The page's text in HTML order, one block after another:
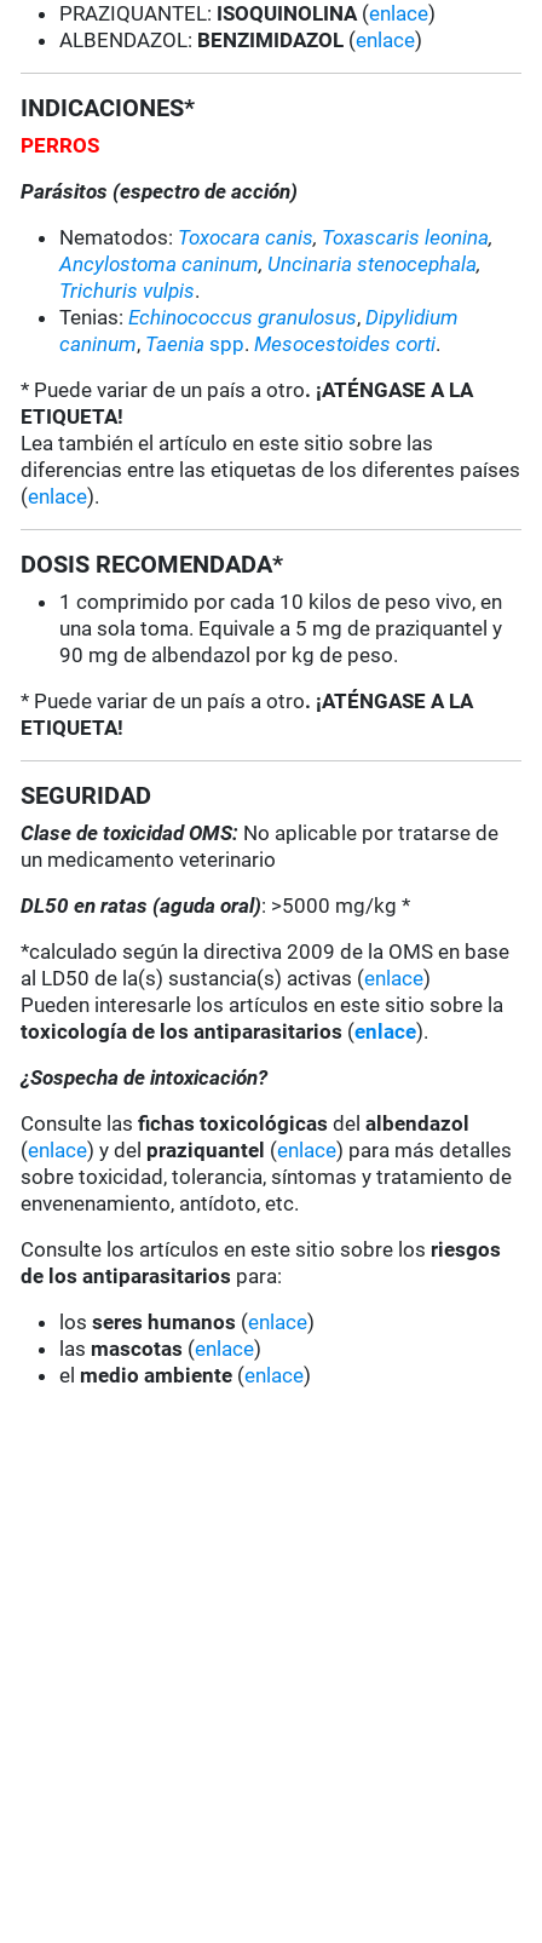
PRAZIQUANTEL: ISOQUINOLINA(enlace)
ALBENDAZOL: BENZIMIDAZOL (enlace)
INDICACIONES*
PERROS
Parásitos (espectro de acción)
Nematodos: Toxocara canis, Toxascaris leonina,
Ancylostoma caninum, Uncinaria stenocephala,
Trichuris vulpis.
Tenias:Echinococcus granulosus,Dipylidium
caninum, Taenia spp.Mesocestoides corti.
* Puede variar de un país a otro. ¡ATÉNGASE A LA
ETIQUETA!
Lea también el artículo en este sitio sobre las
diferencias entre las etiquetas de los diferentes países
(enlace).
DOSIS RECOMENDADA*
1 comprimido por cada 10 kilos de peso vivo, en
una sola toma. Equivale a 5 mg de praziquantel y
90 mg de albendazol por kg de peso.
* Puede variar de un país a otro. ¡ATÉNGASE A LA
ETIQUETA!
SEGURIDAD
Clase de toxicidad OMS: No aplicable por tratarse de
un medicamento veterinario
DL50 en ratas (aguda oral): >5000 mg/kg *
*calculado según la directiva 2009 de la OMS en base
al LD50 de la(s) sustancia(s) activas (enlace)
Pueden interesarle los artículos en este sitio sobre la
toxicología de los antiparasitarios (enlace).
¿Sospecha de intoxicación?
Consulte lasfichas toxicológicas delalbendazol
(enlace) y del praziquantel (enlace) para más detalles
sobre toxicidad, tolerancia, síntomas y tratamiento de
envenenamiento, antídoto, etc.
Consulte los artículos en este sitio sobre los riesgos
de los antiparasitarios para:
losseres humanos (enlace)
las mascotas (enlace)
el medio ambiente (enlace)